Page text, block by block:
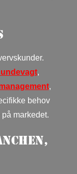
,
,
behov
markedet.